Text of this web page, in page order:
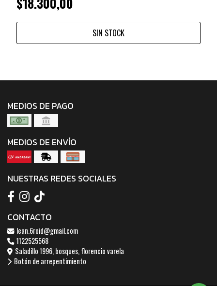
SIN STOCK
MEDIOS DE PAGO
MEDIOS DE ENVÍO
NUESTRAS REDES SOCIALES
CONTACTO
lean.6roid@gmail.com
1122525568
Saladillo 1996, bosques, florencio varela
Botón de arrepentimiento